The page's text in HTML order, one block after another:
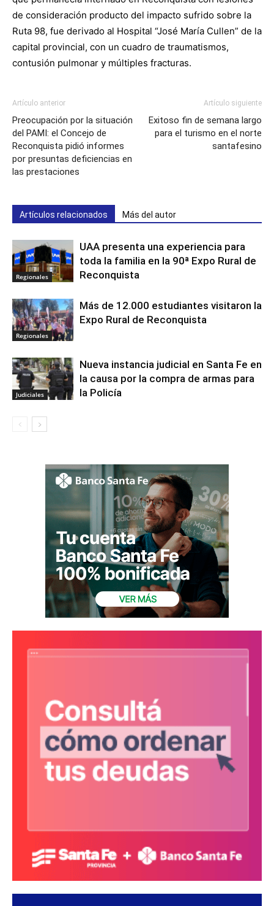
de consideración producto del impacto sufrido sobre la
Ruta 98, fue derivado al Hospital “José María Cullen” de la
capital provincial, con un cuadro de traumatismos,
contusión pulmonar y múltiples fracturas.
Artículo anterior
Preocupación por la situación
del PAMI: el Concejo de
Reconquista pidió informes
por presuntas deficiencias en
las prestaciones
Artículo siguiente
Exitoso fin de semana largo
para el turismo en el norte
santafesino
Artículos relacionados Más del autor
Regionales
UAA presenta una experiencia para
toda la familia en la 90ª Expo Rural de
Reconquista
Regionales
Más de 12.000 estudiantes visitaron la
Expo Rural de Reconquista
Judiciales
Nueva instancia judicial en Santa Fe en
la causa por la compra de armas para
la Policía